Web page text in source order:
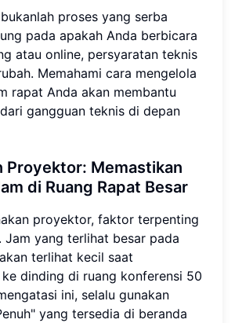
proses yang serba
pada apakah Anda berbicara
atau online, persyaratan teknis
Memahami cara mengelola
rapat Anda akan membantu
gangguan teknis di depan
Proyektor: Memastikan
di Ruang Rapat Besar
proyektor, faktor terpenting
Jam yang terlihat besar pada
terlihat kecil saat
dinding di ruang konferensi 50
ini, selalu gunakan
yang tersedia di beranda